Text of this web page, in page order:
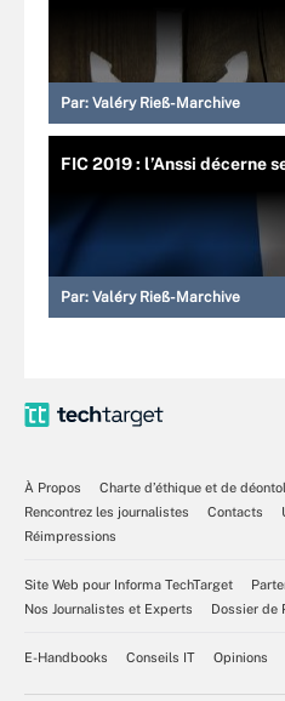
Par: Valéry Rieß-Marchive
FIC 2019 : l’Anssi décerne
Par: Valéry Rieß-Marchive
À Propos
Charte d’éthique et de
Rencontrez les journalistes
Contacts
Réimpressions
Site Web pour Informa TechTarget
Nos Journalistes et Experts
Dossier de
E-Handbooks Conseils IT Opinions